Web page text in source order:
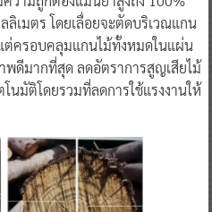
เมตร โดยเลื่อยจะตัดบริเวณแกน
ต่ครอบคลุมแกนไม้ทั้งหมดในแผ่น
ดีมากที่สุด ลดอัตราการสูญเสียไม้
นมัติโดยรวมที่ลดการใช้แรงงานให้